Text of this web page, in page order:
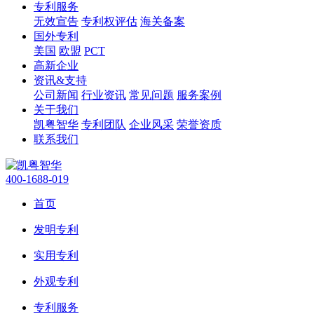
专利服务
无效宣告 专利权评估 海关备案
国外专利
美国 欧盟 PCT
高新企业
资讯&支持
公司新闻 行业资讯 常见问题 服务案例
关于我们
凯粤智华 专利团队 企业风采 荣誉资质
联系我们
400-1688-019
首页
发明专利
实用专利
外观专利
专利服务